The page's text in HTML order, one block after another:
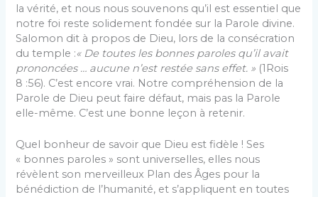
la vérité, et nous nous souvenons qu’il est essentiel que
notre foi reste solidement fondée sur la Parole divine.
Salomon dit à propos de Dieu, lors de la consécration
du temple :« De toutes les bonnes paroles qu’il avait
prononcées … aucune n’est restée sans effet. » (1Rois
8 :56). C’est encore vrai. Notre compréhension de la
Parole de Dieu peut faire défaut, mais pas la Parole
elle-même. C’est une bonne leçon à retenir.
Quel bonheur de savoir que Dieu est fidèle ! Ses
« bonnes paroles » sont universelles, elles nous
révèlent son merveilleux Plan des Âges pour la
bénédiction de l’humanité, et s’appliquent en toutes